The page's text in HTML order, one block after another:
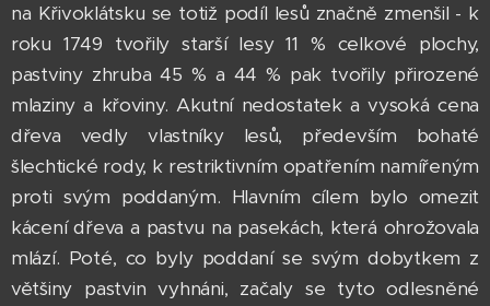
na Křivoklátsku se totiž podíl lesů značně zmenšil - k
roku 1749 tvořily starší lesy 11 % celkové plochy,
pastviny zhruba 45 % a 44 % pak tvořily přirozené
mlaziny a křoviny. Akutní nedostatek a vysoká cena
dřeva vedly vlastníky lesů, především bohaté
šlechtické rody, k restriktivním opatřením namířeným
proti svým poddaným. Hlavním cílem bylo omezit
kácení dřeva a pastvu na pasekách, která ohrožovala
mlází. Poté, co byly poddaní se svým dobytkem z
většiny pastvin vyhnáni, začaly se tyto odlesněné